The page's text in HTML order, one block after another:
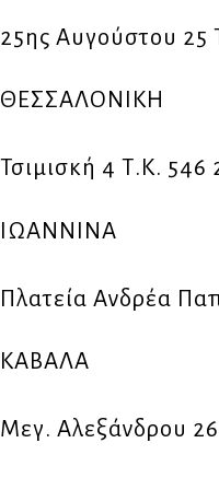
25ης Αυγούστου 25
ΘΕΣΣΑΛΟΝΙΚΗ
Τσιμισκή 4 Τ.Κ. 546
ΙΩΑΝΝΙΝΑ
Πλατεία Ανδρέα
ΚΑΒΑΛΑ
Μεγ. Αλεξάνδρου